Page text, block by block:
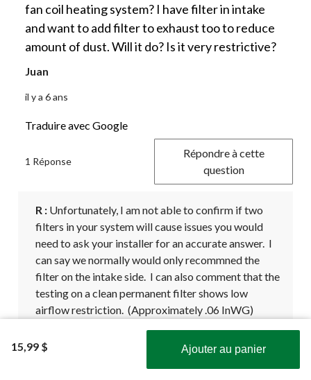
15,99 $ Ajouter au panier
fan coil heating system? I have filter in intake
and want to add filter to exhaust too to reduce
amount of dust. Will it do? Is it very restrictive?
Juan
il y a 6 ans
Traduire avec Google
1 Réponse
Répondre à cette
question
R : Unfortunately, I am not able to confirm if two
filters in your system will cause issues you would
need to ask your installer for an accurate answer.  I
can say we normally would only recommned the
filter on the intake side.  I can also comment that the
testing on a clean permanent filter shows low
airflow restriction.  (Approximately .06 InWG)
il y a 6 ans
Obtenez les plus récentes offres!